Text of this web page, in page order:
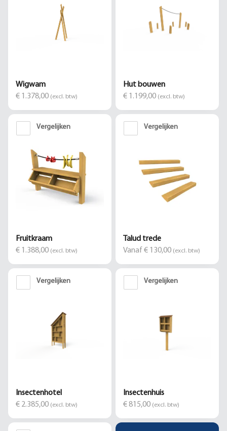
Wigwam
€ 1.378,00 (excl. btw)
Hut bouwen
€ 1.199,00 (excl. btw)
Vergelijken
Fruitkraam
€ 1.388,00 (excl. btw)
Vergelijken
Talud trede
Vanaf € 130,00 (excl. btw)
Vergelijken
Insectenhotel
€ 2.385,00 (excl. btw)
Vergelijken
Insectenhuis
€ 815,00 (excl. btw)